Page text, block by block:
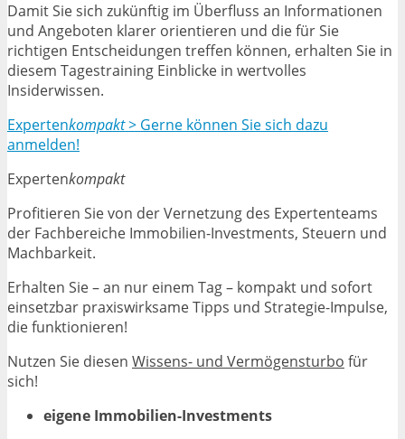
Damit Sie sich zukünftig im Überfluss an Informationen
und Angeboten klarer orientieren und die für Sie
richtigen Entscheidungen treffen können, erhalten Sie in
diesem Tagestraining Einblicke in wertvolles
Insiderwissen.
Expertenkompakt> Gerne können Sie sich dazu
anmelden!
Expertenkompakt
Profitieren Sie von der Vernetzung des Expertenteams
der Fachbereiche Immobilien-Investments, Steuern und
Machbarkeit.
Erhalten Sie – an nur einem Tag – kompakt und sofort
einsetzbar praxiswirksame Tipps und Strategie-Impulse,
die funktionieren!
Nutzen Sie diesen Wissens- und Vermögensturbo für
sich!
eigene Immobilien-Investments